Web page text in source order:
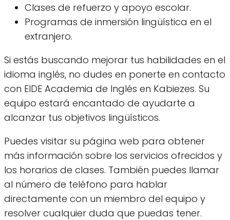
Clases de refuerzo y apoyo escolar.
Programas de inmersión lingüística en el
extranjero.
Si estás buscando mejorar tus habilidades en el
idioma inglés, no dudes en ponerte en contacto
con EIDE Academia de Inglés en Kabiezes. Su
equipo estará encantado de ayudarte a
alcanzar tus objetivos lingüísticos.
Puedes visitar su página web para obtener
más información sobre los servicios ofrecidos y
los horarios de clases. También puedes llamar
al número de teléfono para hablar
directamente con un miembro del equipo y
resolver cualquier duda que puedas tener.